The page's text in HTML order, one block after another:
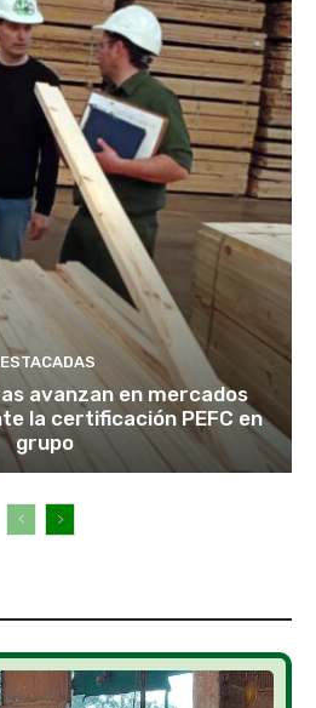
avanzan en mercados
la certificación PEFC en
grupo